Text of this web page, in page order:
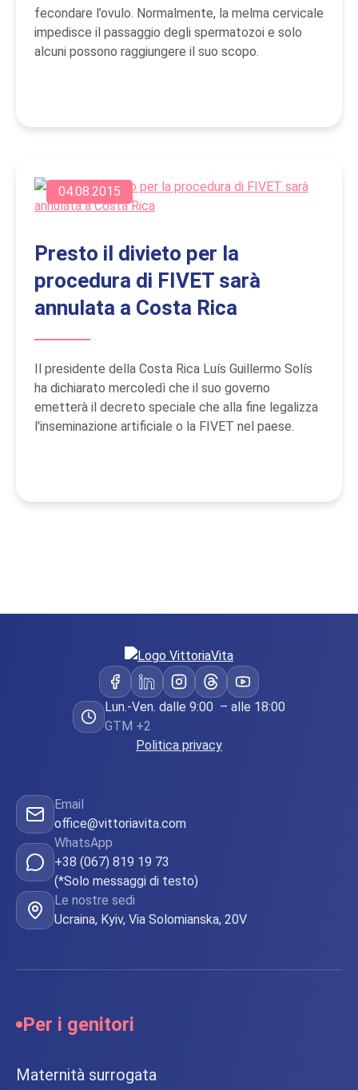
fecondare l’ovulo. Normalmente, la melma cervicale
impedisce il passaggio degli spermatozoi e solo
alcuni possono raggiungere il suo scopo.
04.08.2015
Presto il divieto per la
procedura di FIVET sarà
annulata a Costa Rica
Il presidente della Costa Rica Luís Guillermo Solís
ha dichiarato mercoledì che il suo governo
emetterà il decreto speciale che alla fine legalizza
l'inseminazione artificiale o la FIVET nel paese.
Lun.-Ven. dalle 9:00 – alle 18:00
GTM +2
Politica privacy
Email
office@vittoriavita.com
WhatsApp
+38 (067) 819 19 73
(*Solo messaggi di testo)
Le nostre sedi
Ucraina, Kyiv, Via Solomianska, 20V
Per i genitori
Maternità surrogata